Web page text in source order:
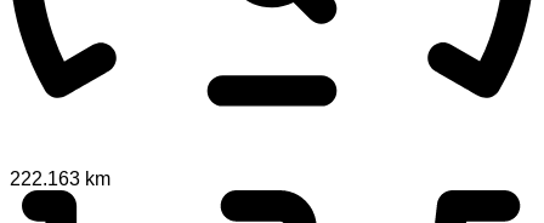
222.163 km